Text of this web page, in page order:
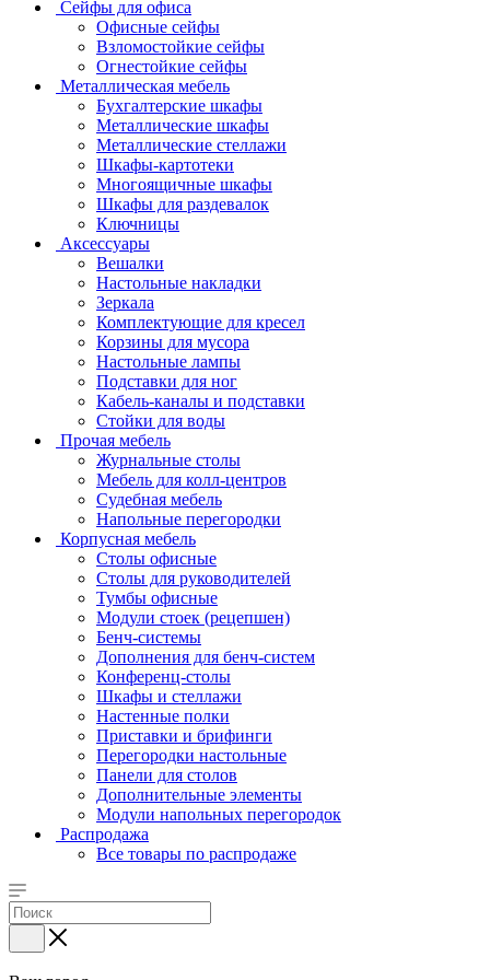
Сейфы для офиса
Офисные сейфы
Взломостойкие сейфы
Огнестойкие сейфы
Металлическая мебель
Бухгалтерские шкафы
Металлические шкафы
Металлические стеллажи
Шкафы-картотеки
Многоящичные шкафы
Шкафы для раздевалок
Ключницы
Аксессуары
Вешалки
Настольные накладки
Зеркала
Комплектующие для кресел
Корзины для мусора
Настольные лампы
Подставки для ног
Кабель-каналы и подставки
Стойки для воды
Прочая мебель
Журнальные столы
Мебель для колл-центров
Судебная мебель
Напольные перегородки
Корпусная мебель
Столы офисные
Столы для руководителей
Тумбы офисные
Модули стоек (рецепшен)
Бенч-системы
Дополнения для бенч-систем
Конференц-столы
Шкафы и стеллажи
Настенные полки
Приставки и брифинги
Перегородки настольные
Панели для столов
Дополнительные элементы
Модули напольных перегородок
Распродажа
Все товары по распродаже